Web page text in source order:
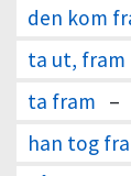
den kom
ta ut, fram
ta fram –
han tog